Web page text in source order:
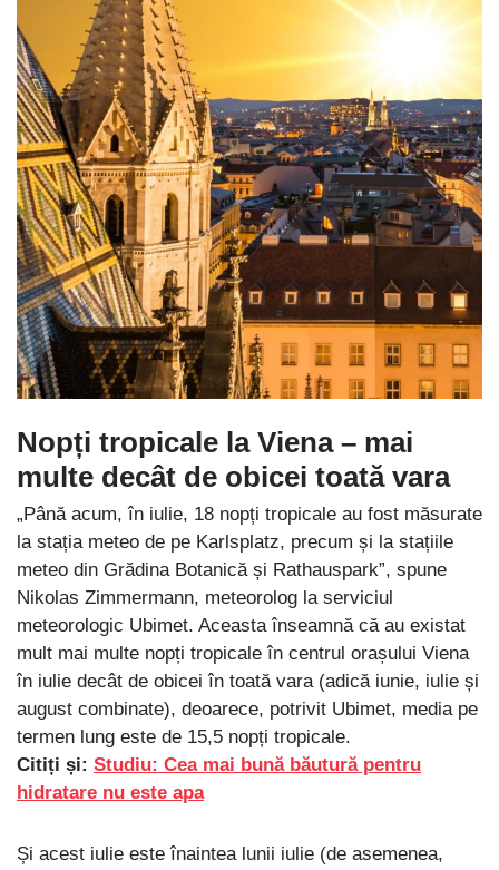
Nopți tropicale la Viena – mai
multe decât de obicei toată vara
„Până acum, în iulie, 18 nopți tropicale au fost măsurate
la stația meteo de pe Karlsplatz, precum și la stațiile
meteo din Grădina Botanică și Rathauspark”, spune
Nikolas Zimmermann, meteorolog la serviciul
meteorologic Ubimet. Aceasta înseamnă că au existat
mult mai multe nopți tropicale în centrul orașului Viena
în iulie decât de obicei în toată vara (adică iunie, iulie și
august combinate), deoarece, potrivit Ubimet, media pe
termen lung este de 15,5 nopți tropicale.
Citiți și: Studiu: Cea mai bună băutură pentru
hidratare nu este apa
Și acest iulie este înaintea lunii iulie (de asemenea,